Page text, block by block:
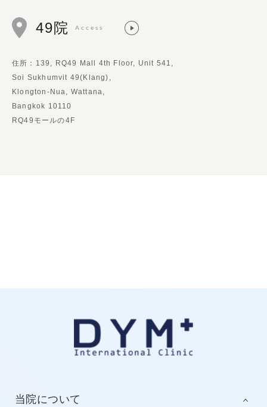
49院 Access
住所：139, RQ49 Mall 4th Floor, Unit 541,
Soi Sukhumvit 49(Klang),
Klongton-Nua, Wattana,
Bangkok 10110
RQ49モールの4F
当院について